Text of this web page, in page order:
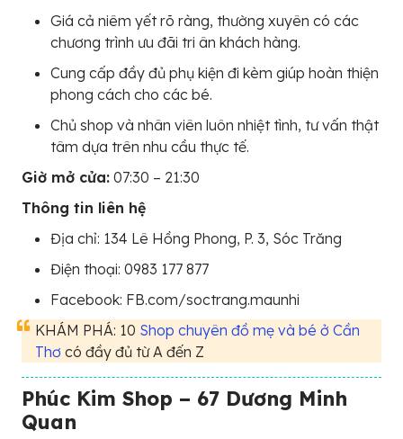
Giá cả niêm yết rõ ràng, thường xuyên có các
chương trình ưu đãi tri ân khách hàng.
Cung cấp đầy đủ phụ kiện đi kèm giúp hoàn thiện
phong cách cho các bé.
Chủ shop và nhân viên luôn nhiệt tình, tư vấn thật
tâm dựa trên nhu cầu thực tế.
Giờ mở cửa: 07:30 – 21:30
Thông tin liên hệ
Địa chỉ: 134 Lê Hồng Phong, P. 3, Sóc Trăng
Điện thoại: 0983 177 877
Facebook: FB.com/soctrang.maunhi
KHÁM PHÁ: 10 Shop chuyên đồ mẹ và bé ở Cần
Thơ có đầy đủ từ A đến Z
Phúc Kim Shop – 67 Dương Minh
Quan